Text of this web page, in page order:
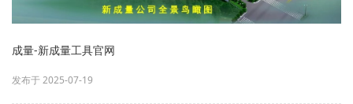
成量-新成量工具官网
发布于 2025-07-19